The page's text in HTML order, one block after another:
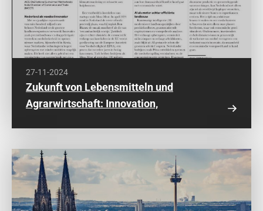
27-11-2024
Zukunft von Lebensmitteln und
Agrarwirtschaft: Innovation,